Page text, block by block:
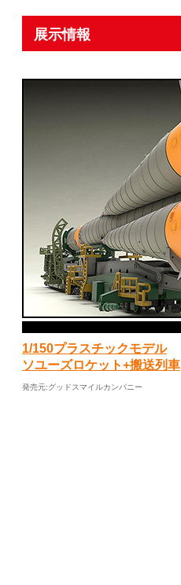
展示情報
1/150プラスチックモデル
ソユーズロケット+搬送列車
発売元:グッドスマイルカンパニー